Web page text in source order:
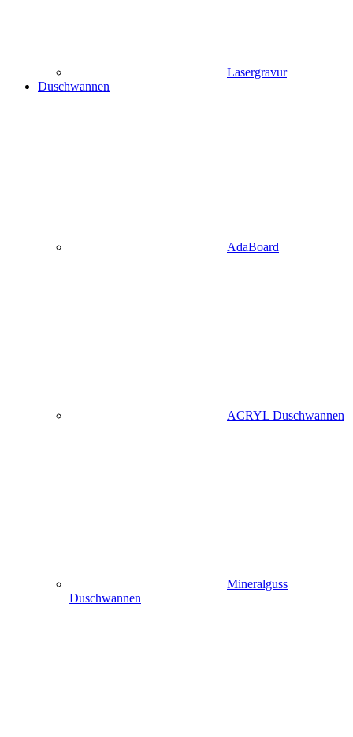
Lasergravur
Duschwannen
AdaBoard
ACRYL Duschwannen
Mineralguss
Duschwannen